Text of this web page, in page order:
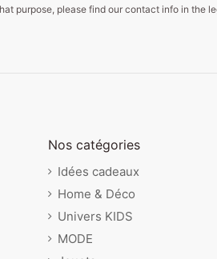
purpose, please find our contact info in the
Nos catégories
Idées cadeaux
Home & Déco
Univers KIDS
MODE